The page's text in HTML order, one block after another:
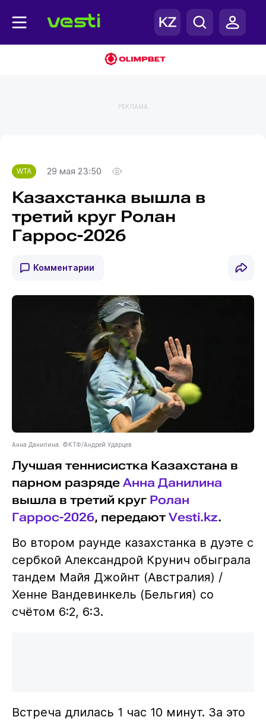
РЕКЛАМА
WTA 29 мая 23:50
Казахстанка вышла в
третий круг Ролан
Гаррос-2026
Комментарии
Анна Данилина. ©КТФ/Андрей Ударцев
Лучшая теннисистка Казахстана в
парном разряде Анна Данилина
вышла в третий круг Ролан
Гаррос-2026, передают Vesti.kz.
Во втором раунде казахстанка в дуэте с
сербкой Александрой Крунич обыграла
тандем Майя Джойнт (Австралия) /
Хенне Вандевинкель (Бельгия) со
счётом 6:2, 6:3.
Встреча длилась 1 час 10 минут. За это